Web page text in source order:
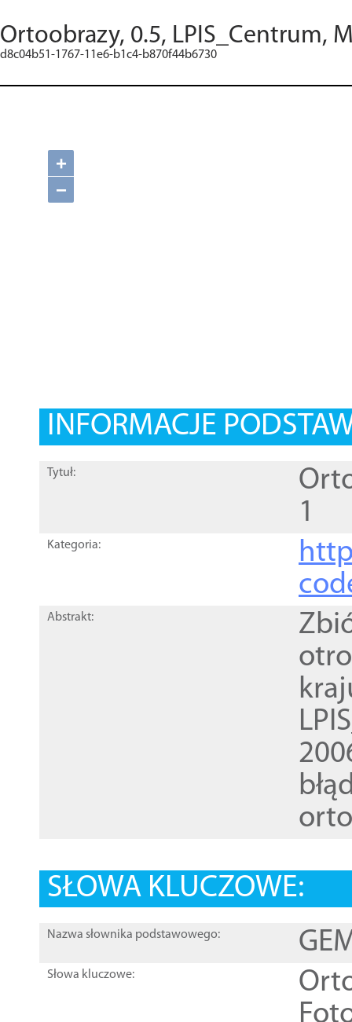
Ortoobrazy, 0.5, LPIS_Centrum,
d8c04b51-1767-11e6-b1c4-b870f44b6730
+
−
INFORMACJE
Tytuł:
1
Kategoria:
Abstrakt:
SŁOWA KLUCZOWE:
Nazwa słownika podstawowego:
Słowa kluczowe: